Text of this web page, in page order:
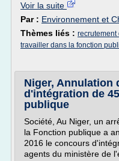
Voir la suite
Par : Environnement et
Thèmes liés : recrutement
travailler dans la fonction
Niger, Annulation
d'intégration de
publique
Société, Au Niger, un
la Fonction publique a
2016 le concours
agents du ministère de